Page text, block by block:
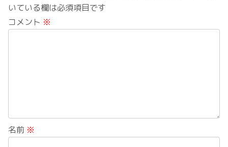
いている欄は必須項目です
コメント ※
名前 ※